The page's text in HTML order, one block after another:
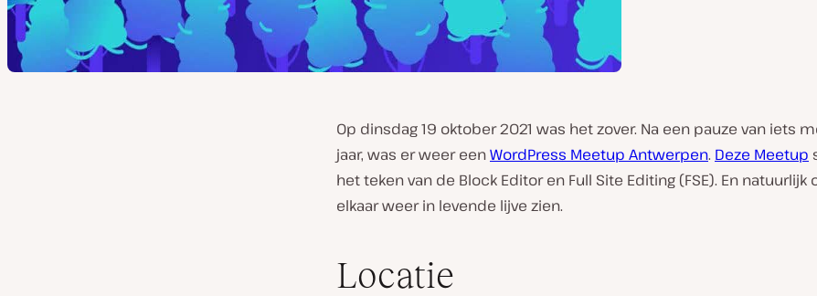
Op dinsdag 19 oktober 2021 was het zover. Na een pauze van iets
jaar, was er weer eenWordPress Meetup Antwerpen. Deze Meetup
het teken van de Block Editor en Full Site Editing (FSE). En natuurlijk
elkaar weer in levende lijve zien.
Locatie